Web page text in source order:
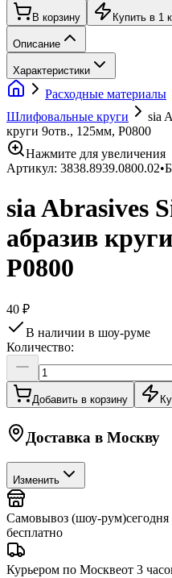
В корзину Купить в 1
Описание
Характеристики
Расходные материалы
Шлифовальные круги
sia
круги 9отв., 125мм, P0800
Нажмите для увеличения
Артикул: 3838.8939.0800.02•
sia Abrasives
абразив
P0800
40 ₽
В наличии в шоу-руме
Количество:
Добавить в корзину
Доставка в Москву
Изменить
Самовывоз (шоу-рум)сегодня
бесплатно
Курьером по Москвеот 3